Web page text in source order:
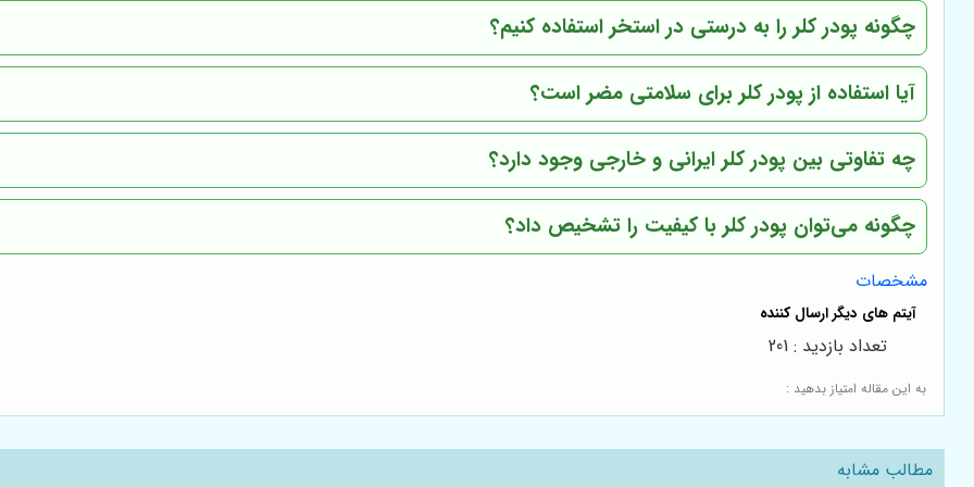
چگونه پودر کلر را به درستی در استخر استفاده کنیم؟
آیا استفاده از پودر کلر برای سلامتی مضر است؟
چه تفاوتی بین پودر کلر ایرانی و خارجی وجود دارد؟
چگونه می‌توان پودر کلر با کیفیت را تشخیص داد؟
مشخصات
به این مقاله امتیاز بدهید :
تعداد بازدید : 201
مطالب مشابه